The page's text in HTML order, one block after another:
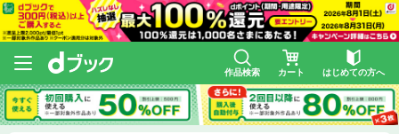
作品検索 カート はじめての方へ